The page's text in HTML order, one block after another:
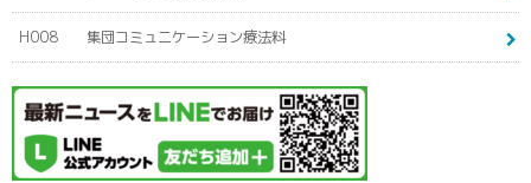
H008 集団コミュニケーション療法料